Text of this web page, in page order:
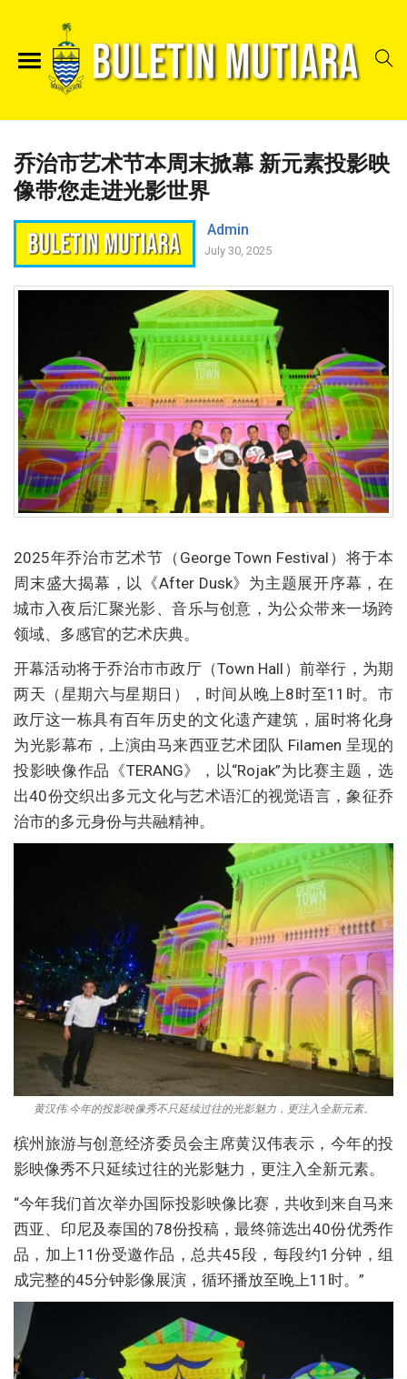
乔治市艺术节本周末掀幕 新元素投影映
像带您走进光影世界
Admin
July 30, 2025
2025年乔治市艺术节（George Town Festival）将于本
周末盛大揭幕，以《After Dusk》为主题展开序幕，在
城市入夜后汇聚光影、音乐与创意，为公众带来一场跨
领域、多感官的艺术庆典。
开幕活动将于乔治市市政厅（Town Hall）前举行，为期
两天（星期六与星期日），时间从晚上8时至11时。市
政厅这一栋具有百年历史的文化遗产建筑，届时将化身
为光影幕布，上演由马来西亚艺术团队 Filamen 呈现的
投影映像作品《TERANG》，以“Rojak”为比赛主题，选
出40份交织出多元文化与艺术语汇的视觉语言，象征乔
治市的多元身份与共融精神。
黄汉伟:今年的投影映像秀不只延续过往的光影魅力，更注入全新元素。
槟州旅游与创意经济委员会主席黄汉伟表示，今年的投
影映像秀不只延续过往的光影魅力，更注入全新元素。
“今年我们首次举办国际投影映像比赛，共收到来自马来
西亚、印尼及泰国的78份投稿，最终筛选出40份优秀作
品，加上11份受邀作品，总共45段，每段约1分钟，组
成完整的45分钟影像展演，循环播放至晚上11时。”